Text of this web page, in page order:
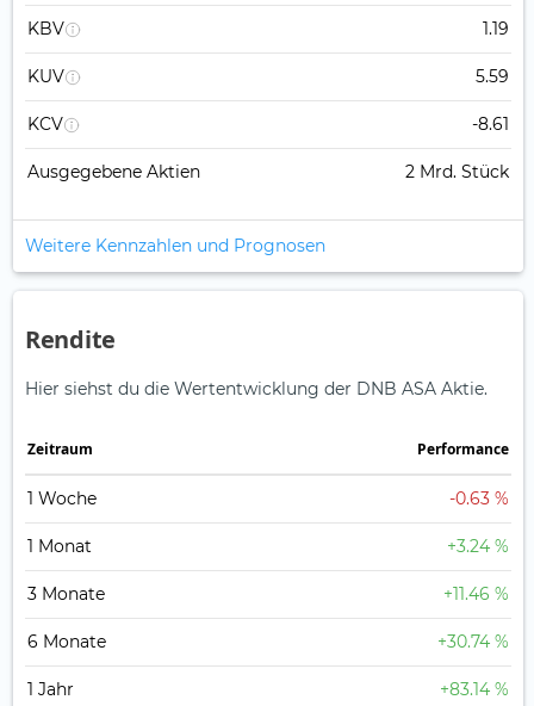
KBV 1.19
KUV 5.59
KCV -8.61
Ausgegebene Aktien 2 Mrd. Stück
Weitere Kennzahlen und Prognosen
Rendite
Hier siehst du die Wertentwicklung der DNB ASA Aktie.
Zeitraum Perfor­mance
1 Woche -0.63 %
1 Monat +3.24 %
3 Monate +11.46 %
6 Monate +30.74 %
1 Jahr +83.14 %